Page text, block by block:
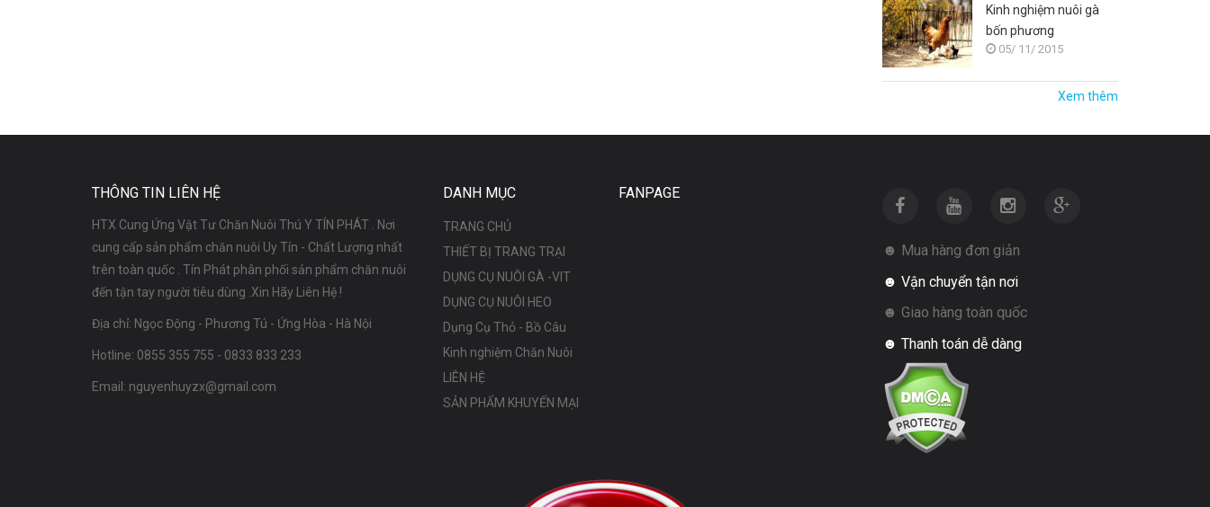
Kinh nghiệm nuôi gà
bốn phương
05/ 11/ 2015
Xem thêm
THÔNG TIN LIÊN HỆ
HTX Cung Ứng Vật Tư Chăn Nuôi Thú Y TÍN PHÁT . Nơi
cung cấp sản phẩm chăn nuôi Uy Tín - Chất Lượng nhất
trên toàn quốc . Tín Phát phân phối sản phẩm chăn nuôi
đến tận tay người tiêu dùng .Xin Hãy Liên Hệ !
Địa chỉ: Ngọc Động - Phương Tú - Ứng Hòa - Hà Nội
Hotline: 0855 355 755 - 0833 833 233
Email: nguyenhuyzx@gmail.com
DANH MỤC
TRANG CHỦ
THIẾT BỊ TRANG TRẠI
DỤNG CỤ NUÔI GÀ -VIT
DỤNG CỤ NUÔI HEO
Dụng Cụ Thỏ - Bồ Câu
Kinh nghiệm Chăn Nuôi
LIÊN HỆ
SẢN PHẨM KHUYẾN MẠI
FANPAGE
☻ Mua hàng đơn giản
☻ Vận chuyển tận nơi
☻ Giao hàng toàn quốc
☻ Thanh toán dễ dàng